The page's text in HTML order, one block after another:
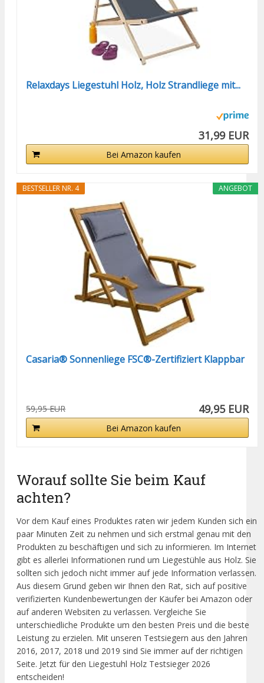
Relaxdays Liegestuhl Holz, Holz Strandliege mit...
31,99 EUR
Bei Amazon kaufen
ANGEBOT
BESTSELLER NR. 4
Casaria® Sonnenliege FSC®-Zertifiziert Klappbar
59,95 EUR 49,95 EUR
Bei Amazon kaufen
Worauf sollte Sie beim Kauf
achten?
Vor dem Kauf eines Produktes raten wir jedem Kunden sich ein
paar Minuten Zeit zu nehmen und sich erstmal genau mit den
Produkten zu beschäftigen und sich zu informieren. Im Internet
gibt es allerlei Informationen rund um Liegestühle aus Holz. Sie
sollten sich jedoch nicht immer auf jede Information verlassen.
Aus diesem Grund geben wir Ihnen den Rat, sich auf positive
verifizierten Kundenbewertungen der Käufer bei Amazon oder
auf anderen Websiten zu verlassen. Vergleiche Sie
unterschiedliche Produkte um den besten Preis und die beste
Leistung zu erzielen. Mit unseren Testsiegern aus den Jahren
2016, 2017, 2018 und 2019 sind Sie immer auf der richtigen
Seite. Jetzt für den Liegestuhl Holz Testsieger 2026
entscheiden!